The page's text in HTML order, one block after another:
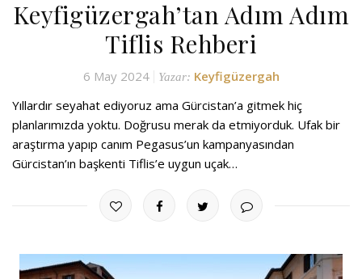
Keyfigüzergah’tan Adım Adım
Tiflis Rehberi
6 May 2024 Yazar: Keyfigüzergah
Yıllardır seyahat ediyoruz ama Gürcistan’a gitmek hiç
planlarımızda yoktu. Doğrusu merak da etmiyorduk. Ufak bir
araştırma yapıp canım Pegasus’un kampanyasından
Gürcistan’ın başkenti Tiflis’e uygun uçak…